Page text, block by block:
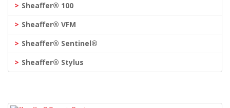
Sheaffer® 100
Sheaffer® VFM
Sheaffer® Sentinel®
Sheaffer® Stylus